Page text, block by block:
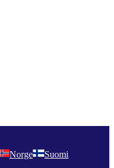
Norge Suomi